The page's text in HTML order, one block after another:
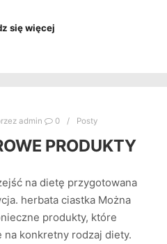
się więcej
admin 0 Posty
PRODUKTY
na dietę przygotowana
herbata ciastka Można
produkty, które
na konkretny rodzaj diety.